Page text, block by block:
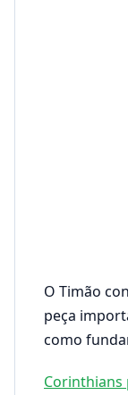
O Timão
peça
como